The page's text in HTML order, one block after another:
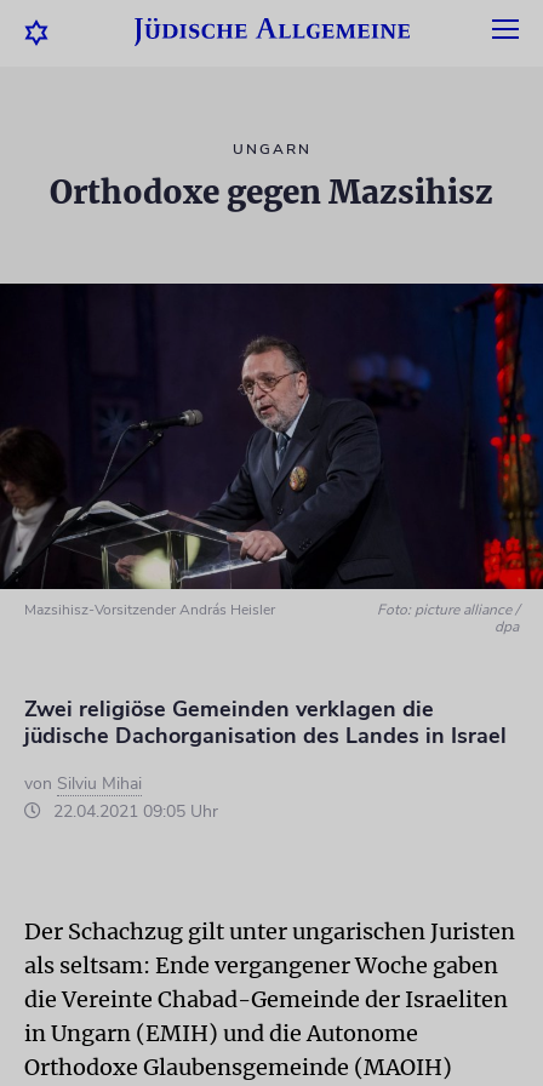
UNGARN
Orthodoxe gegen Mazsihisz
Mazsihisz-Vorsitzender András Heisler
Foto: picture alliance /
dpa
Zwei religiöse Gemeinden verklagen die
jüdische Dachorganisation des Landes in Israel
von Silviu Mihai
22.04.2021 09:05 Uhr
Der Schachzug gilt unter ungarischen Ju­risten
als seltsam: Ende vergangener Woche gaben
die Vereinte Chabad-Gemeinde der Israeliten
in Ungarn (EMIH) und die Autonome
Orthodoxe Glaubensgemeinde (MAOIH)